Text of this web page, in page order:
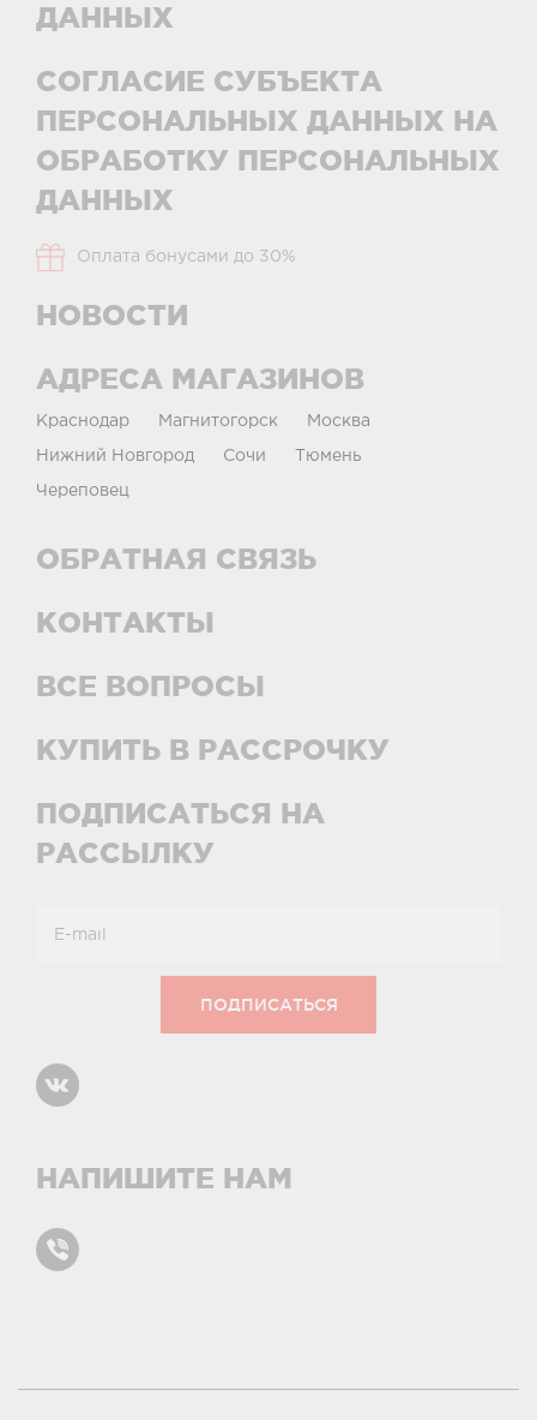
ДАННЫХ
СОГЛАСИЕ СУБЪЕКТА
ПЕРСОНАЛЬНЫХ ДАННЫХ НА
ОБРАБОТКУ ПЕРСОНАЛЬНЫХ
ДАННЫХ
Оплата бонусами до 30%
НОВОСТИ
АДРЕСА МАГАЗИНОВ
Краснодар Магнитогорск Москва
Нижний Новгород Сочи Тюмень
Череповец
ОБРАТНАЯ СВЯЗЬ
КОНТАКТЫ
ВСЕ ВОПРОСЫ
КУПИТЬ В РАССРОЧКУ
ПОДПИСАТЬСЯ НА
РАССЫЛКУ
НАПИШИТЕ НАМ
условиями и принципами